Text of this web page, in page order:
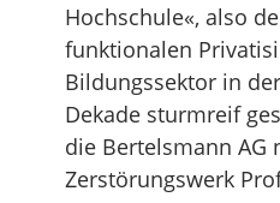
Hochschule«, also
funktionalen
Bildungssektor in
Dekade sturmreif
die Bertelsmann AG
Zerstörungswerk